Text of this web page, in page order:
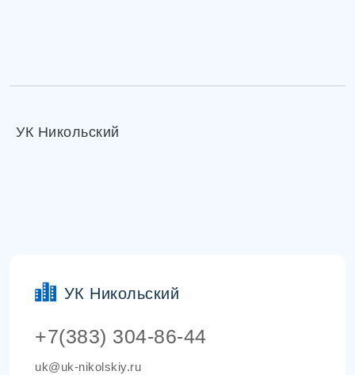
УК Никольский
УК Никольский
+7(383) 304-86-44
uk@uk-nikolskiy.ru